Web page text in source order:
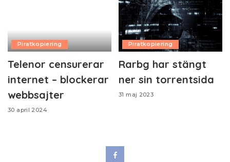
Piratkopiering
Telenor censurerar
internet – blockerar
webbsajter
30 april 2024
Piratkopiering
Rarbg har stängt
ner sin torrentsida
31 maj 2023